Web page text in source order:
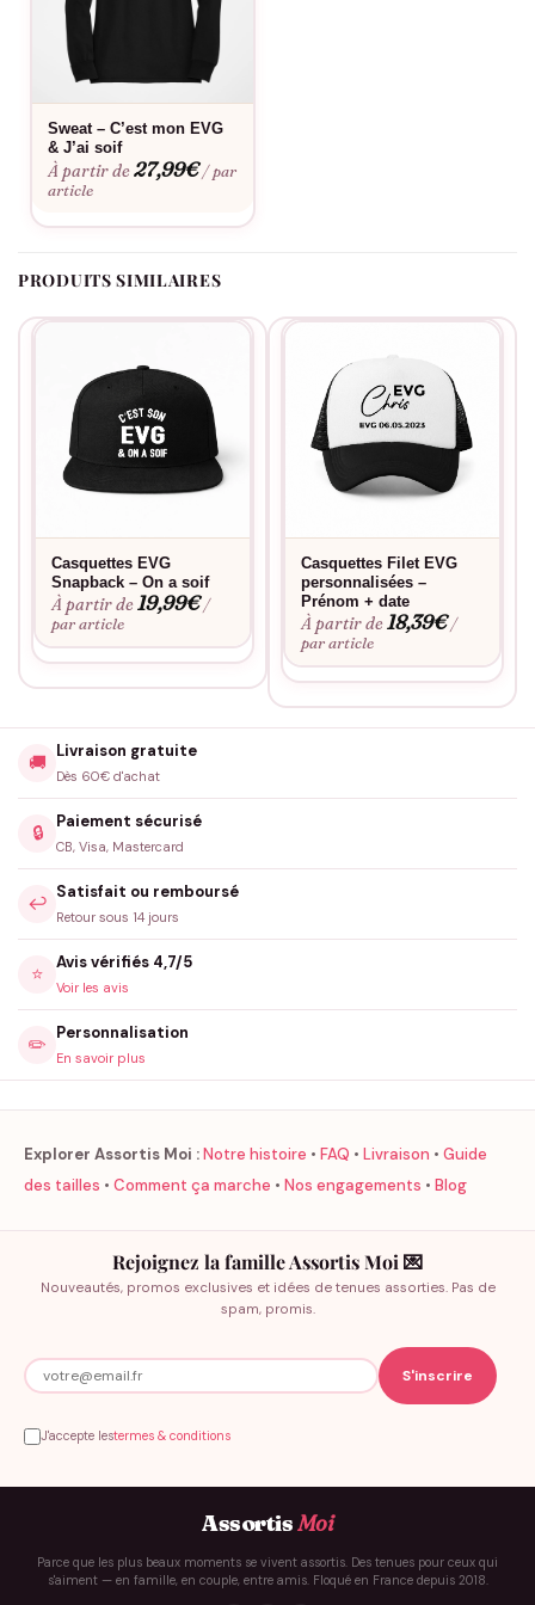
Sweat – C’est mon EVG
& J’ai soif
À partir de27,99€ / par
article
PRODUITS SIMILAIRES
Casquettes EVG
Snapback – On a soif
À partir de19,99€ /
par article
Casquettes Filet EVG
personnalisées –
Prénom + date
À partir de18,39€ /
par article
🚚
Livraison gratuite
Dès 60€ d'achat
🔒
Paiement sécurisé
CB, Visa, Mastercard
↩️
Satisfait ou remboursé
Retour sous 14 jours
⭐
Avis vérifiés 4,7/5
Voir les avis
✏️
Personnalisation
En savoir plus
Explorer Assortis Moi :Notre histoire • FAQ • Livraison • Guide
des tailles • Comment ça marche • Nos engagements • Blog
Rejoignez la famille Assortis Moi 💌
Nouveautés, promos exclusives et idées de tenues assorties. Pas de
spam, promis.
J'accepte lestermes & conditions
AssortisMoi
Parce que les plus beaux moments se vivent assortis. Des tenues pour ceux qui
s'aiment — en famille, en couple, entre amis. Floqué en France depuis 2018.